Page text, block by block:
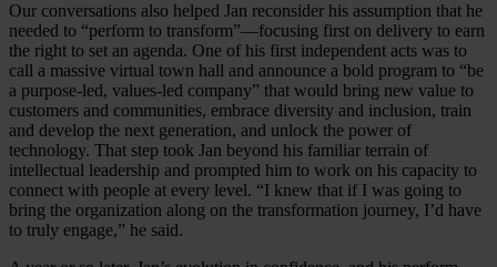
Our conversations also helped Jan reconsider his assumption that he
needed to “perform to transform”—focusing first on delivery to earn
the right to set an agenda. One of his first independent acts was to
call a massive virtual town hall and announce a bold program to “be
a purpose-led, values-led company” that would bring new value to
customers and communities, embrace diversity and inclusion, train
and develop the next generation, and unlock the power of
technology. That step took Jan beyond his familiar terrain of
intellectual leadership and prompted him to work on his capacity to
connect with people at every level. “I knew that if I was going to
bring the organization along on the transformation journey, I’d have
to truly engage,” he said.